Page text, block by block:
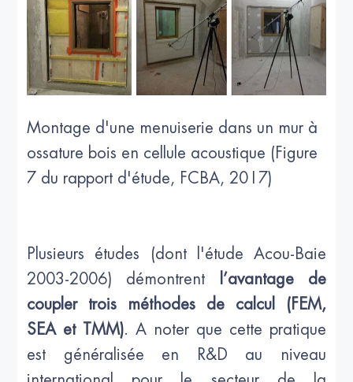
Montage d'une menuiserie dans un mur à
ossature bois en cellule acoustique (Figure
7 du rapport d'étude, FCBA, 2017)
Plusieurs études (dont l'étude Acou-Baie
2003-2006) démontrent
l’avantage de
coupler trois méthodes de calcul (FEM,
SEA et TMM). A noter que cette pratique
est généralisée en R&D au niveau